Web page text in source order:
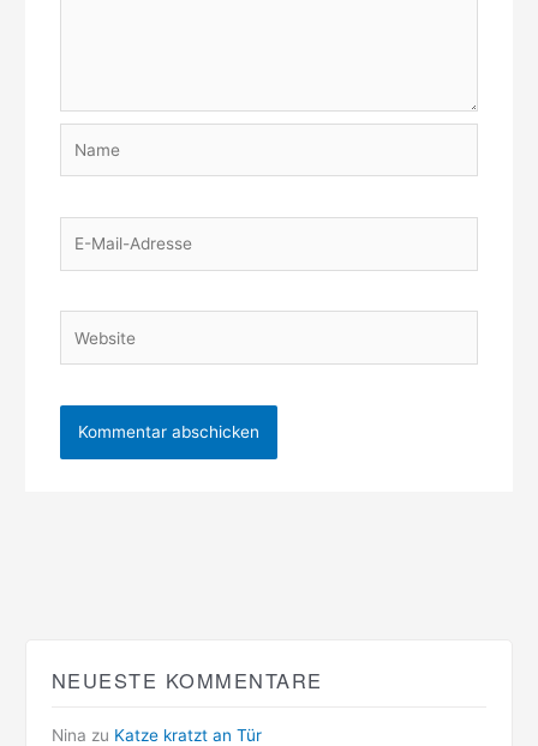
Mail-
NEUESTE KOMMENTARE
Nina zu Katze kratzt an Tür